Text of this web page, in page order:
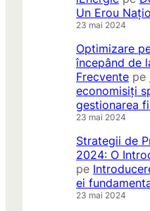
Un Erou
23 mai 2024
Optimizare
începând de
Frecvente pe
economisiți
gestionarea
23 mai 2024
Strategii de
2024: O
pe
ei
23 mai 2024